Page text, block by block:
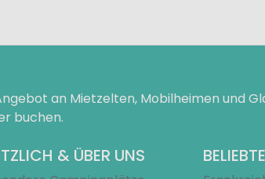
an Mietzelten, Mobilheimen und
buchen.
& ÜBER UNS